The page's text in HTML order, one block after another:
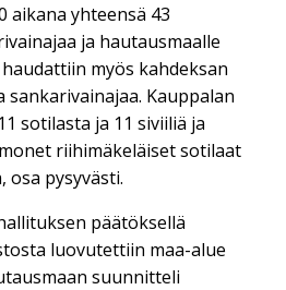
aikana yhteensä 43
ja hautausmaalle
myös kahdeksan
Kauppalan
sotilasta ja 11 siviiliä ja
riihimäkeläiset sotilaat
osa pysyvästi.
päätöksellä
luovutettiin maa-alue
suunnitteli